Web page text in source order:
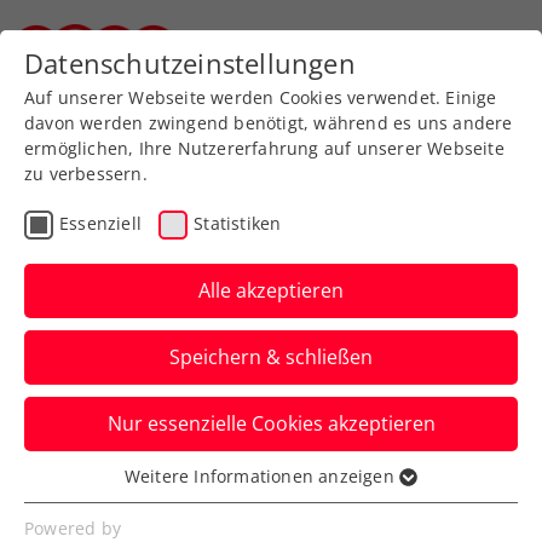
Zurück zur Newsübersicht
Turniere
Steirische Festspiele in
Bad Waltersdorf
Sebastian Pock sichert dritten Turniersieg
in Serie, Aurelia Schober überzeugt im
Mädchenbewerb
Verfasst von: Andreas Leber, 14.02.2024
Datenschutzeinstellungen
Auf unserer Webseite werden Cookies verwendet. Einige
davon werden zwingend benötigt, während es uns andere
ermöglichen, Ihre Nutzererfahrung auf unserer Webseite
zu verbessern.
Essenziell Statistiken
Alle akzeptieren
Speichern & schließen
Nur essenzielle Cookies akzeptieren
Essenziell
Essenzielle Cookies werden für grundlegende
Weitere Informationen anzeigen
Powered by